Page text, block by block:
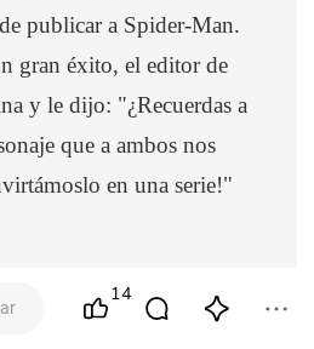
publicar a Spider-Man.
gran éxito, el editor de
y le dijo: "¿Recuerdas a
que a ambos nos
en una serie!"
Lee
14